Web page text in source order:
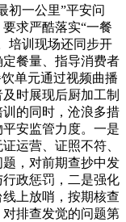
初一公里”平安问
求严酷落实“一餐
培训现场还同步开
餐量、指导消费者
单元通过视频曲播
时展现后厨加工制
的同时，沧浪多措
安监管力度。一是
运营、证照不符、
，对前期查抄中发
政惩罚，二是强化
上放哨，按期核查
排查发觉的问题第